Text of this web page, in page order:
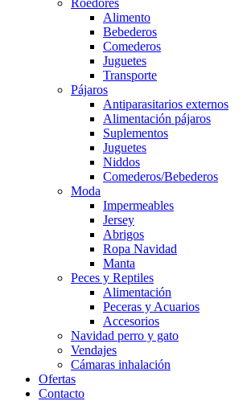
Roedores
Alimento
Bebederos
Comederos
Juguetes
Transporte
Pájaros
Antiparasitarios externos
Alimentación pájaros
Suplementos
Juguetes
Niddos
Comederos/Bebederos
Moda
Impermeables
Jersey
Abrigos
Ropa Navidad
Manta
Peces y Reptiles
Alimentación
Peceras y Acuarios
Accesorios
Navidad perro y gato
Vendajes
Cámaras inhalación
Ofertas
Contacto